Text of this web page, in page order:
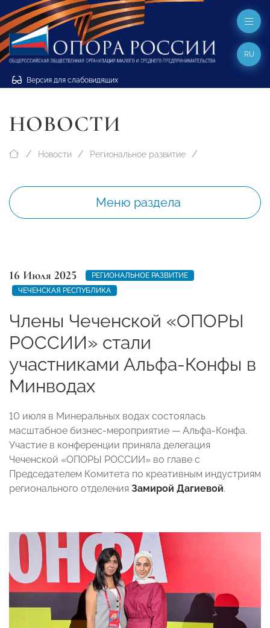
Версия для слабовидящих
RU
НОВОСТИ
Новости Региональное развитие
Меню раздела
16 Июля 2025
РЕГИОНАЛЬНОЕ РАЗВИТИЕ
ЧЕЧЕНСКАЯ РЕСПУБЛИКА
Члены Чеченской «ОПОРЫ
РОССИИ» стали
участниками Альфа-Конфы в
Минводах
10 июля в Минеральных водах состоялась
масштабное бизнес-мероприятие — Альфа-Конфа.
Участие в конференции приняла делегация
Чеченской «ОПОРЫ РОССИИ» во главе с
Председателем Комитета по креативным индустриям
регионального отделения Замирой Дагиевой.